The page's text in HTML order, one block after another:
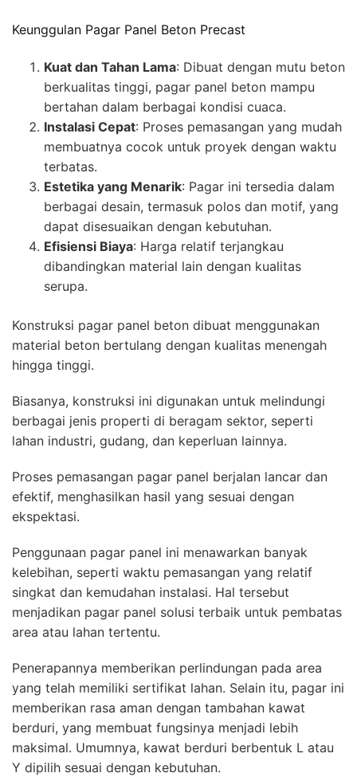
Keunggulan Pagar Panel Beton Precast
Kuat dan Tahan Lama: Dibuat dengan mutu beton
berkualitas tinggi, pagar panel beton mampu
bertahan dalam berbagai kondisi cuaca.
Instalasi Cepat: Proses pemasangan yang mudah
membuatnya cocok untuk proyek dengan waktu
terbatas.
Estetika yang Menarik: Pagar ini tersedia dalam
berbagai desain, termasuk polos dan motif, yang
dapat disesuaikan dengan kebutuhan.
Efisiensi Biaya: Harga relatif terjangkau
dibandingkan material lain dengan kualitas
serupa.
Konstruksi pagar panel beton dibuat menggunakan
material beton bertulang dengan kualitas menengah
hingga tinggi.
Biasanya, konstruksi ini digunakan untuk melindungi
berbagai jenis properti di beragam sektor, seperti
lahan industri, gudang, dan keperluan lainnya.
Proses pemasangan pagar panel berjalan lancar dan
efektif, menghasilkan hasil yang sesuai dengan
ekspektasi.
Penggunaan pagar panel ini menawarkan banyak
kelebihan, seperti waktu pemasangan yang relatif
singkat dan kemudahan instalasi. Hal tersebut
menjadikan pagar panel solusi terbaik untuk pembatas
area atau lahan tertentu.
Penerapannya memberikan perlindungan pada area
yang telah memiliki sertifikat lahan. Selain itu, pagar ini
memberikan rasa aman dengan tambahan kawat
berduri, yang membuat fungsinya menjadi lebih
maksimal. Umumnya, kawat berduri berbentuk L atau
Y dipilih sesuai dengan kebutuhan.